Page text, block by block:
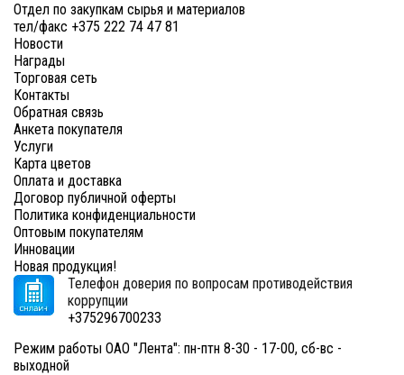
Отдел по закупкам сырья и материалов
тел/факс +375 222 74 47 81
Новости
Награды
Торговая сеть
Контакты
Обратная связь
Анкета покупателя
Услуги
Карта цветов
Оплата и доставка
Договор публичной оферты
Политика конфиденциальности
Оптовым покупателям
Инновации
Новая продукция!
Телефон доверия по вопросам противодействия
коррупции
+375296700233
Режим работы ОАО "Лента": пн-птн 8-30 - 17-00, сб-вс -
выходной